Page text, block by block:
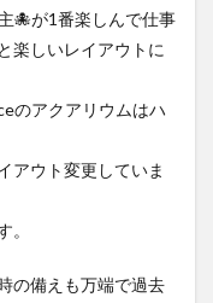
🐙が1番楽しんで仕事
楽しいレイアウトに
のアクアリウムはハ
アウト変更していま
。
の備えも万端で過去